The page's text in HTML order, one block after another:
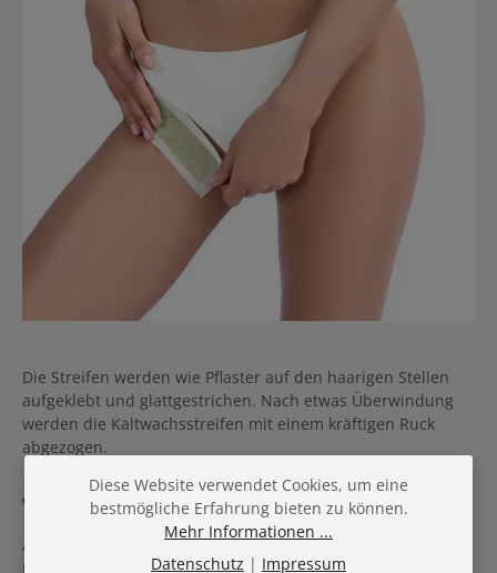
Die Streifen werden wie Pflaster auf den haarigen Stellen
aufgeklebt und glattgestrichen. Nach etwas Überwindung
werden die Kaltwachsstreifen mit einem kräftigen Ruck
abgezogen.
Warmwachs von Fleeky und Xanitalia
Als Gegenstück zum Kaltwachs gibt es auch
Dabei wird das Wachs vor dem Auftragen erhitzt. Die
Diese Website verwendet Cookies, um eine
bestmögliche Erfahrung bieten zu können.
Mehr Informationen ...
Datenschutz | Impressum